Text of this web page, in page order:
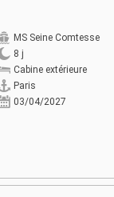
MS Seine Comtesse
8 j
Cabine extérieure
Paris
03/04/2027